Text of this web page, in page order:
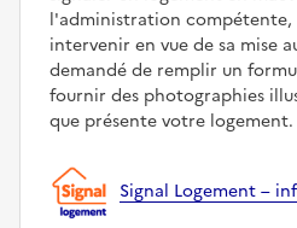
l'administration compétente,
intervenir en vue de sa mise
demandé de remplir un
fournir des photographies
que présente votre logement.
Signal Logement –